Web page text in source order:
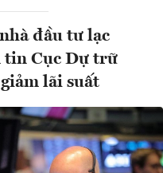
đầu tư lạc
tin Cục Dự trữ
lãi suất